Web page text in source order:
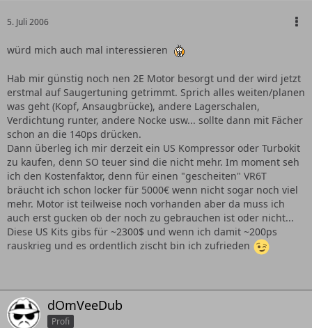
5. Juli 2006
würd mich auch mal interessieren
Hab mir günstig noch nen 2E Motor besorgt und der wird jetzt
erstmal auf Saugertuning getrimmt. Sprich alles weiten/planen
was geht (Kopf, Ansaugbrücke), andere Lagerschalen,
Verdichtung runter, andere Nocke usw... sollte dann mit Fächer
schon an die 140ps drücken.
Dann überleg ich mir derzeit ein US Kompressor oder Turbokit
zu kaufen, denn SO teuer sind die nicht mehr. Im moment seh
ich den Kostenfaktor, denn für einen "gescheiten" VR6T
bräucht ich schon locker für 5000€ wenn nicht sogar noch viel
mehr. Motor ist teilweise noch vorhanden aber da muss ich
auch erst gucken ob der noch zu gebrauchen ist oder nicht...
Diese US Kits gibs für ~2300$ und wenn ich damit ~200ps
rauskrieg und es ordentlich zischt bin ich zufrieden
dOmVeeDub
Profi